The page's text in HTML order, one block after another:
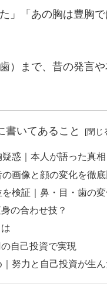
」「あの胸は豊胸
）まで、昔の発言
書いてあること
惑｜本人が語った真
画像と顔の変化を徹
検証｜鼻・目・歯の
の合わせ技？
自己投資で実現
努力と自己投資が生